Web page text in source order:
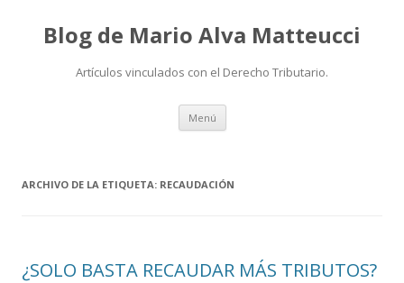
Blog de Mario Alva Matteucci
Artículos vinculados con el Derecho Tributario.
Menú Ir
contenido
ARCHIVO DE LA ETIQUETA: RECAUDACIÓN
¿SOLO BASTA RECAUDAR MÁS TRIBUTOS?